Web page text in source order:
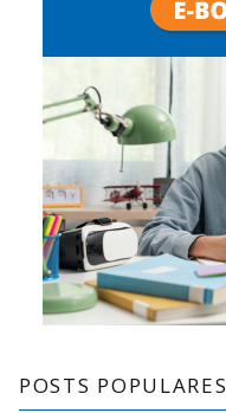
POSTS POPULARES